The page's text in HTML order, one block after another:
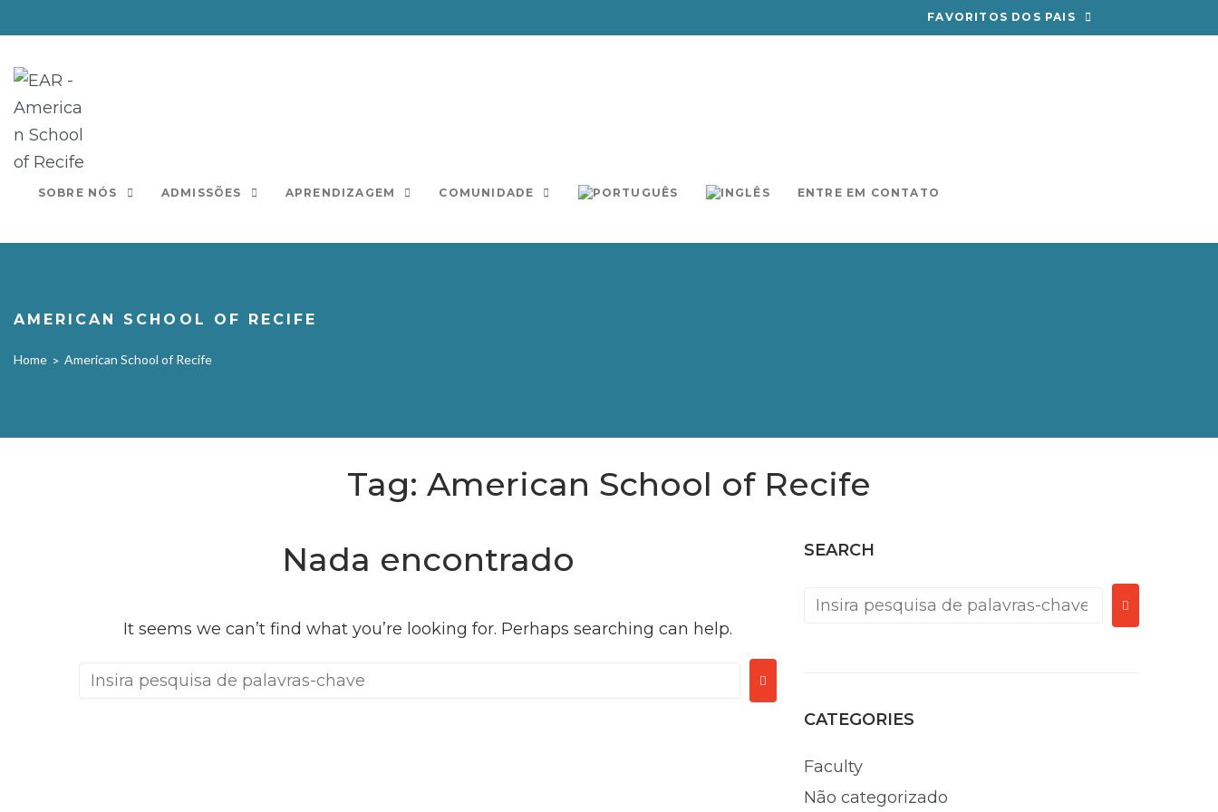
para
FAVORITOS DOS PAIS
SOBRE NÓS ADMISSÕES APRENDIZAGEM COMUNIDADE ENTRE EM CONTATO
AMERICAN SCHOOL OF RECIFE
Home > American School of Recife
Tag: American School of Recife
Nada encontrado
It seems we can’t find what you’re looking for. Perhaps searching can help.
Procurar:
SEARCH
Procurar:
CATEGORIES
Faculty
Não categorizado